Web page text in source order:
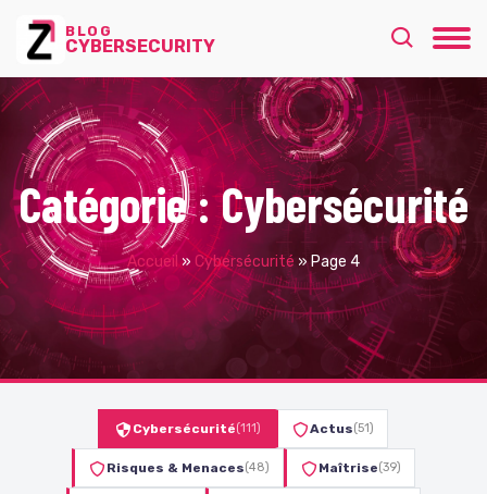
BLOG
CYBERSECURITY
Catégorie :Cybersécurité
Accueil» Cybersécurité » Page 4
Cybersécurité(111) Actus(51)
Risques & Menaces(48) Maîtrise(39)